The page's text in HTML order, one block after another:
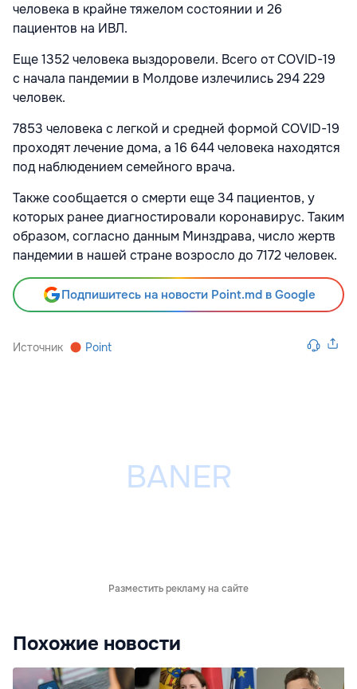
человека в крайне тяжелом состоянии и 26
пациентов на ИВЛ.
Еще 1352 человека выздоровели. Всего от COVID-19
с начала пандемии в Молдове излечились 294 229
человек.
7853 человека с легкой и средней формой COVID-19
проходят лечение дома, а 16 644 человека находятся
под наблюдением семейного врача.
Также сообщается о смерти еще 34 пациентов, у
которых ранее диагностировали коронавирус. Таким
образом, согласно данным Минздрава, число жертв
пандемии в нашей стране возросло до 7172 человек.
Подпишитесь на новости Point.md в Google
Источник Point
Разместить рекламу на сайте
Похожие новости